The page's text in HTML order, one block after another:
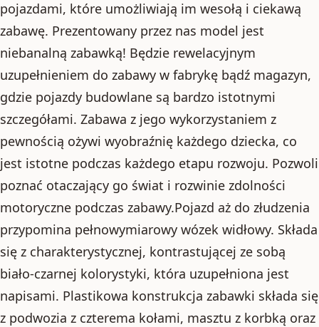
pojazdami, które umożliwiają im wesołą i ciekawą
zabawę. Prezentowany przez nas model jest
niebanalną zabawką! Będzie rewelacyjnym
uzupełnieniem do zabawy w fabrykę bądź magazyn,
gdzie pojazdy budowlane są bardzo istotnymi
szczegółami. Zabawa z jego wykorzystaniem z
pewnością ożywi wyobraźnię każdego dziecka, co
jest istotne podczas każdego etapu rozwoju. Pozwoli
poznać otaczający go świat i rozwinie zdolności
motoryczne podczas zabawy.Pojazd aż do złudzenia
przypomina pełnowymiarowy wózek widłowy. Składa
się z charakterystycznej, kontrastującej ze sobą
biało-czarnej kolorystyki, która uzupełniona jest
napisami. Plastikowa konstrukcja zabawki składa się
z podwozia z czterema kołami, masztu z korbką oraz